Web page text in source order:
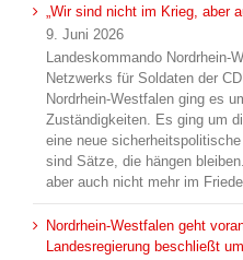
„Wir sind nicht im Krieg, aber
9. Juni 2026
Landeskommando
Netzwerks für Soldaten der
Nordrhein-Westfalen ging es
Zuständigkeiten. Es ging um
eine neue
sind Sätze, die hängen
aber auch nicht mehr im
Nordrhein-Westfalen geht
Landesregierung beschließt